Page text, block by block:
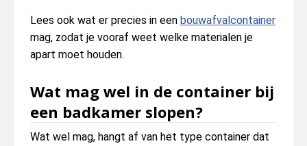
Lees ook wat er precies in een bouwafvalcontainer
mag, zodat je vooraf weet welke materialen je
apart moet houden.
Wat mag wel in de container bij
een badkamer slopen?
Wat wel mag, hangt af van het type container dat